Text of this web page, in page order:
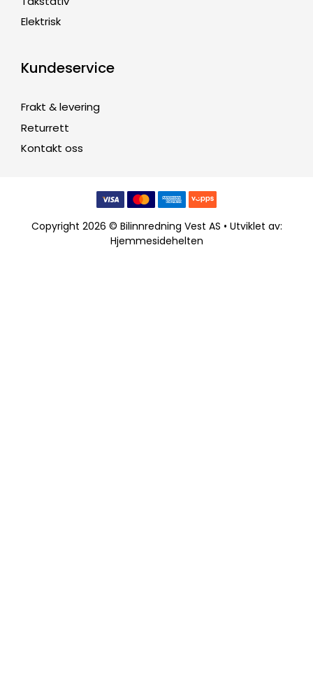
Elektrisk
Kundeservice
Frakt & levering
Returrett
Kontakt oss
Copyright 2026 © Bilinnredning Vest AS • Utviklet av:
Hjemmesidehelten